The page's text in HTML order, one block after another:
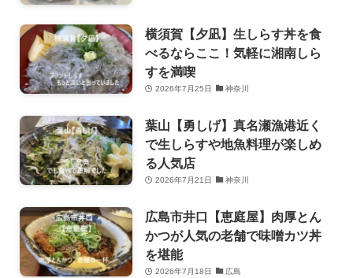
横須賀【夕凪】生しらす丼を食
べるならここ！気軽に湘南しら
すを満喫
2026年7月25日 神奈川
葉山【勇しげ】真名瀬漁港近く
で生しらすや地魚料理が楽しめ
る人気店
2026年7月21日 神奈川
広島市井口【恵庭屋】肉厚とん
かつが人気の老舗で味噌カツ丼
を堪能
2026年7月18日 広島